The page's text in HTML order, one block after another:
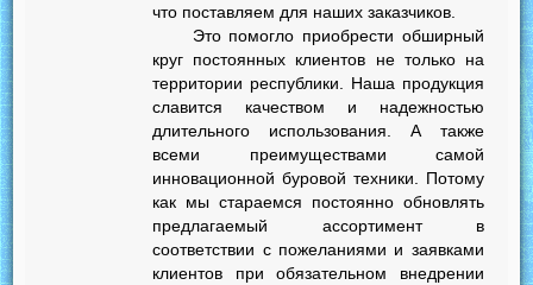
что поставляем для наших заказчиков.
Это помогло приобрести обширный
круг постоянных клиентов не только на
территории республики. Наша продукция
славится качеством и надежностью
длительного использования. А также
всеми преимуществами самой
инновационной буровой техники. Потому
как мы стараемся постоянно обновлять
предлагаемый ассортимент в
соответствии с пожеланиями и заявками
клиентов при обязательном внедрении